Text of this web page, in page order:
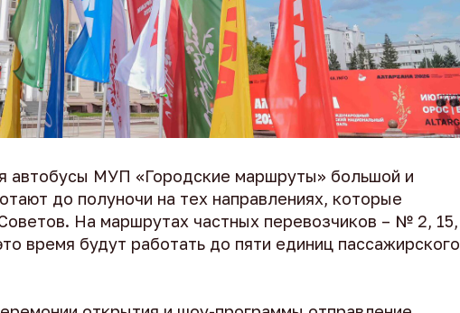
автобусы МУП «Городские маршруты» большой и
до полуночи на тех направлениях, которые
На маршрутах частных перевозчиков – № 2, 15,
время будут работать до пяти единиц пассажирского